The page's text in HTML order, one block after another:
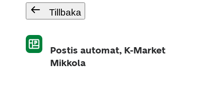
Tillbaka
Postis automat, K-Market
Mikkola